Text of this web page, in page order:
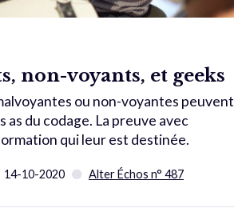
non-voyants, et geeks
ou non-voyantes peuvent
as du codage. La preuve avec
qui leur est destinée.
14-10-2020 Alter Échos n° 487